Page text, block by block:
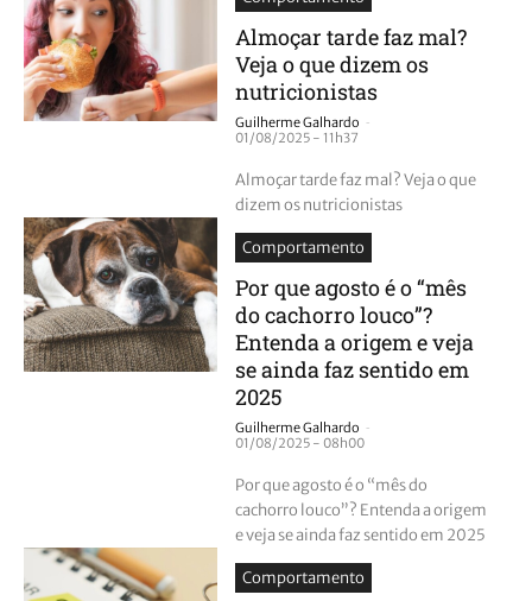
Almoçar tarde faz mal?
Veja o que dizem os
nutricionistas
Guilherme Galhardo -
01/08/2025 - 11h37
Almoçar tarde faz mal? Veja o que
dizem os nutricionistas
Comportamento
Por que agosto é o “mês
do cachorro louco”?
Entenda a origem e veja
se ainda faz sentido em
2025
Guilherme Galhardo -
01/08/2025 - 08h00
Por que agosto é o “mês do
cachorro louco”? Entenda a origem
e veja se ainda faz sentido em 2025
Comportamento